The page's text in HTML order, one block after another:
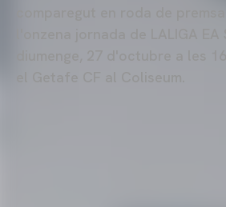
comparegut en roda de
l'onzena jornada de LALIGA EA